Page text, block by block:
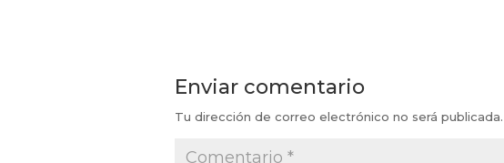
Enviar comentario
Tu dirección de correo electrónico no será publicada.